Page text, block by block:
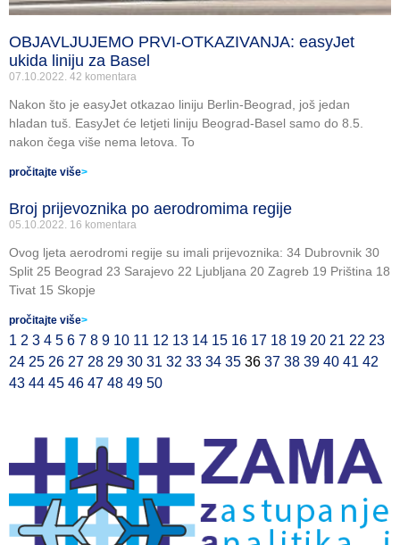
OBJAVLJUJEMO PRVI-OTKAZIVANJA: easyJet
ukida liniju za Basel
07.10.2022. 42 komentara
Nakon što je easyJet otkazao liniju Berlin-Beograd, još jedan
hladan tuš. EasyJet će letjeti liniju Beograd-Basel samo do 8.5.
nakon čega više nema letova. To
pročitajte više>
Broj prijevoznika po aerodromima regije
05.10.2022. 16 komentara
Ovog ljeta aerodromi regije su imali prijevoznika: 34 Dubrovnik 30
Split 25 Beograd 23 Sarajevo 22 Ljubljana 20 Zagreb 19 Priština 18
Tivat 15 Skopje
pročitajte više>
1 2 3 4 5 6 7 8 9 10 11 12 13 14 15 16 17 18 19 20 21 22 23
24 25 26 27 28 29 30 31 32 33 34 35 36 37 38 39 40 41 42
43 44 45 46 47 48 49 50